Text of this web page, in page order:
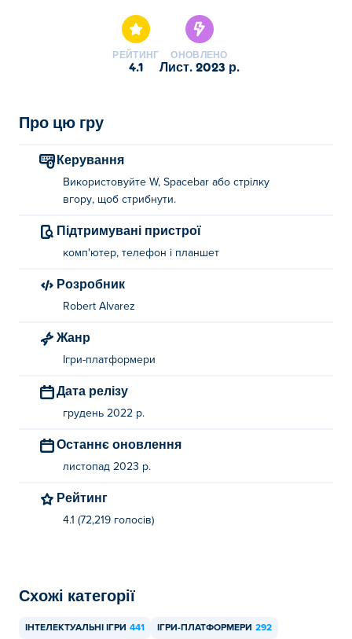
РЕЙТИНГ
4.1
ОНОВЛЕНО
лист. 2023 р.
Про цю гру
Керування
Використовуйте W, Spacebar або стрілку
вгору, щоб стрибнути.
Підтримувані пристрої
комп'ютер, телефон і планшет
Розробник
Robert Alvarez
Жанр
Ігри-платформери
Дата релізу
грудень 2022 р.
Останнє оновлення
листопад 2023 р.
Рейтинг
4.1 (72,219 голосів)
Схожі категорії
ІНТЕЛЕКТУАЛЬНІ ІГРИ 441 ІГРИ-ПЛАТФОРМЕРИ 292